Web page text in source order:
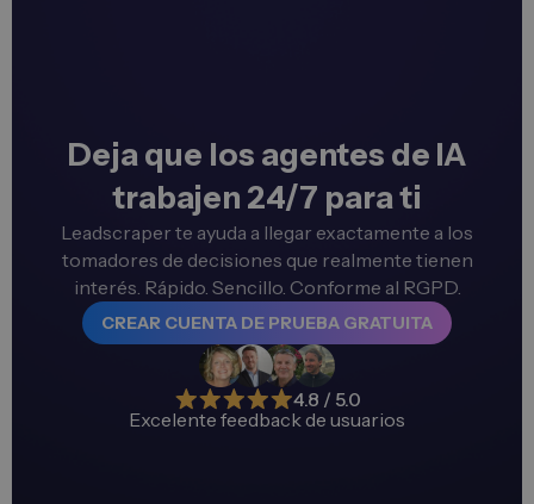
Deja que los agentes de IA
trabajen 24/7 para ti
Leadscraper te ayuda a llegar exactamente a los
tomadores de decisiones que realmente tienen
interés. Rápido. Sencillo. Conforme al RGPD.
CREAR CUENTA DE PRUEBA GRATUITA
4.8 / 5.0
Excelente feedback de usuarios